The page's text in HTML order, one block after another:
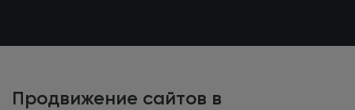
Продвижение сайтов в